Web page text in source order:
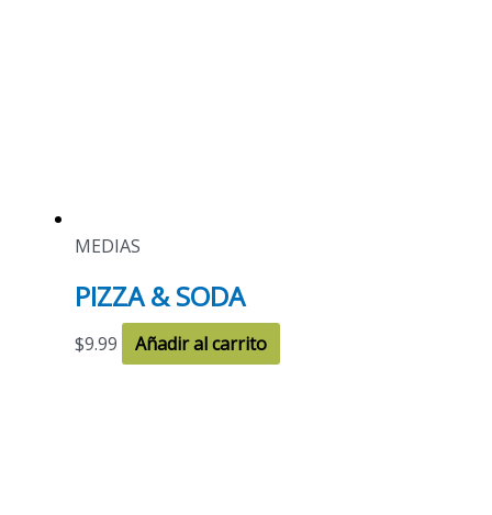
MEDIAS
PIZZA & SODA
$9.99 Añadir al carrito